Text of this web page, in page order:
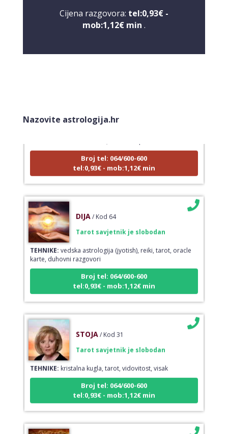
Cijena razgovora: tel:0,93€ -
mob:1,12€ min .
Nazovite astrologija.hr
Tarot savjetnik je zauzet
Broj tel: 064/600-600
tel:0,93€ - mob:1,12€ min
DIJA / Kod 64
Tarot savjetnik je slobodan
TEHNIKE:vedska astrologija (jyotish), reiki, tarot, oracle
karte, duhovni razgovori
Broj tel: 064/600-600
tel:0,93€ - mob:1,12€ min
STOJA / Kod 31
Tarot savjetnik je slobodan
TEHNIKE:kristalna kugla, tarot, vidovitost, visak
Broj tel: 064/600-600
tel:0,93€ - mob:1,12€ min